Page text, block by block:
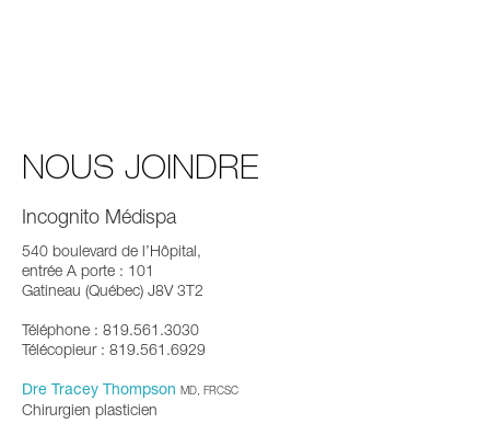
NOUS JOINDRE
Incognito Médispa
540 boulevard de l’Hôpital,
entrée A porte : 101
Gatineau (Québec) J8V 3T2
Téléphone : 819.561.3030
Télécopieur : 819.561.6929
Dre Tracey Thompson MD, FRCSC
Chirurgien plasticien